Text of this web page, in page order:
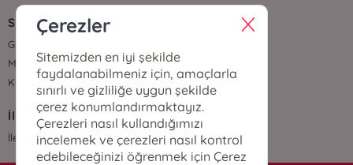
Sözleşmeler
Gizlilik Sözleşmesi
Mesafeli Satış Sözleşmesi
Kullanıcı Sözleşmesi
İletişim
İletişim
Çerezler
Sitemizden en iyi şekilde
faydalanabilmeniz için, amaçlarla
sınırlı ve gizliliğe uygun şekilde
çerez konumlandırmaktayız.
Çerezleri nasıl kullandığımızı
incelemek ve çerezleri nasıl kontrol
edebileceğinizi öğrenmek için Çerez